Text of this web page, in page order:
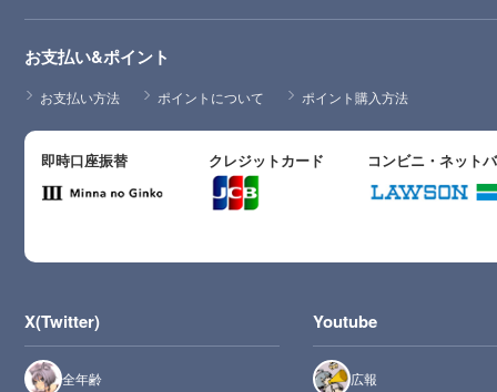
お支払い&ポイント
お支払い方法 ポイントについて ポイント購入方法
即時口座振替 クレジットカード コンビニ・ネット
X(Twitter)
全年齢
Youtube
広報